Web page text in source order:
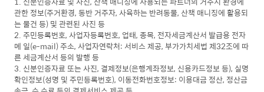
관한 정보(주거환경, 동반 거주자, 사육하는 반려동물, 산책 매니징에 활용되
는 물건 등) 및 관련된 사진 등
2. 주민등록번호, 사업자등록번호, 업태, 종목, 전자세금계산서 발급용 전자
메 일(e-mail) 주소, 사업자연락처: 서비스 제공, 부가가치세법 제32조에 따
른 세금계산서 등의 발행 등
3. 신분인증자료 또는 사진, 결제정보(은행계좌정보, 신용카드정보 등), 실명
확인정보(성명 및 주민등록번호), 이동전화번호정보: 이용대금 정산, 정산금